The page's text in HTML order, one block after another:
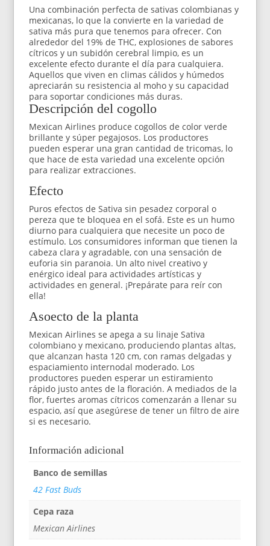
Una combinación perfecta de sativas colombianas y
mexicanas, lo que la convierte en la variedad de
sativa más pura que tenemos para ofrecer. Con
alrededor del 19% de THC, explosiones de sabores
cítricos y un subidón cerebral limpio, es un
excelente efecto durante el día para cualquiera.
Aquellos que viven en climas cálidos y húmedos
apreciarán su resistencia al moho y su capacidad
para soportar condiciones más duras.
Descripción del cogollo
Mexican Airlines produce cogollos de color verde
brillante y súper pegajosos. Los productores
pueden esperar una gran cantidad de tricomas, lo
que hace de esta variedad una excelente opción
para realizar extracciones.
Efecto
Puros efectos de Sativa sin pesadez corporal o
pereza que te bloquea en el sofá. Este es un humo
diurno para cualquiera que necesite un poco de
estímulo. Los consumidores informan que tienen la
cabeza clara y agradable, con una sensación de
euforia sin paranoia. Un alto nivel creativo y
enérgico ideal para actividades artísticas y
actividades en general. ¡Prepárate para reír con
ella!
Asoecto de la planta
Mexican Airlines se apega a su linaje Sativa
colombiano y mexicano, produciendo plantas altas,
que alcanzan hasta 120 cm, con ramas delgadas y
espaciamiento internodal moderado. Los
productores pueden esperar un estiramiento
rápido justo antes de la floración. A mediados de la
flor, fuertes aromas cítricos comenzarán a llenar su
espacio, así que asegúrese de tener un filtro de aire
si es necesario.
Información adicional
Banco de semillas
42 Fast Buds
Cepa raza
Mexican Airlines